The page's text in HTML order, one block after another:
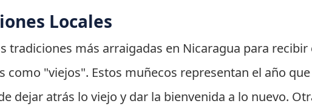
Locales
tradiciones más arraigadas en Nicaragua para
como "viejos". Estos muñecos representan el año
dejar atrás lo viejo y dar la bienvenida a lo nuevo.